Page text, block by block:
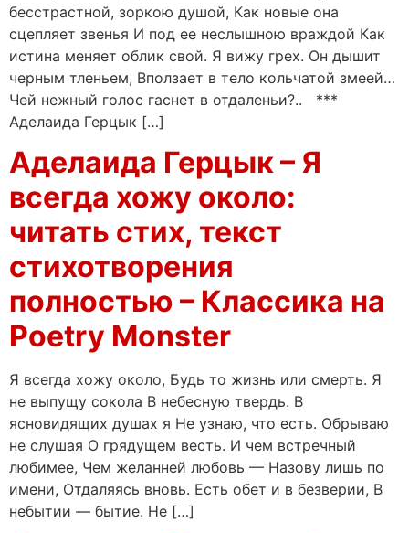
бесстрастной, зоркою душой, Как новые она
сцепляет звенья И под ее неслышною враждой Как
истина меняет облик свой. Я вижу грех. Он дышит
черным тленьем, Вползает в тело кольчатой змеей…
Чей нежный голос гаснет в отдаленьи?.. ***
Аделаида Герцык […]
Аделаида Герцык – Я
всегда хожу около:
читать стих, текст
стихотворения
полностью – Классика на
Poetry Monster
Я всегда хожу около, Будь то жизнь или смерть. Я
не выпущу сокола В небесную твердь. В
ясновидящих душах я Не узнаю, что есть. Обрываю
не слушая О грядущем весть. И чем встречный
любимее, Чем желанней любовь — Назову лишь по
имени, Отдаляясь вновь. Есть обет и в безверии, В
небытии — бытие. Не […]